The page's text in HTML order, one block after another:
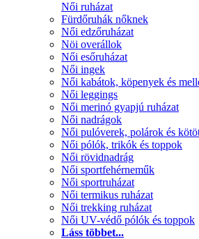
Női ruházat
Fürdőruhák nőknek
Női edzőruházat
Nöi overállok
Női esőruházat
Női ingek
Női kabátok, köpenyek és
Női leggings
Női merinó gyapjú ruházat
Női nadrágok
Női pulóverek, polárok és
Női pólók, trikók és toppok
Női rövidnadrág
Női sportfehérneműk
Női sportruházat
Női termikus ruházat
Női trekking ruházat
Női UV-védő pólók és toppok
Láss többet...